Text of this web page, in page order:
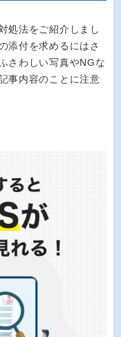
処法をご紹介しまし
添付を求めるにはさ
さわしい写真やNGな
事内容のことに注意